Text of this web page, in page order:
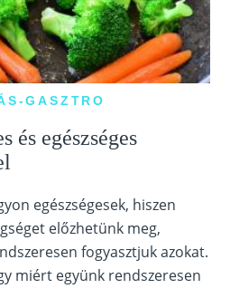
GASZTRO
és egészséges
egészségesek, hiszen
előzhetünk meg,
fogyasztjuk azokat.
miért együnk rendszeresen